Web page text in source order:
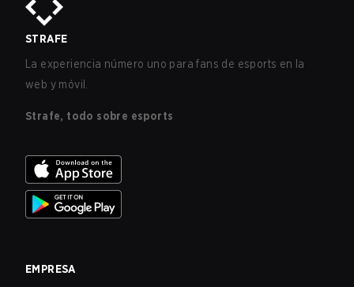
STRAFE
La experiencia número uno para fans de esports en la
web y móvil.
Strafe, todo sobre esports
EMPRESA